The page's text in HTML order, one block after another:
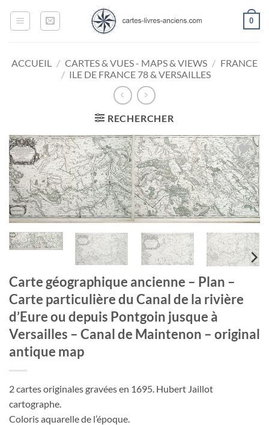
0
ACCUEIL / CARTES & VUES - MAPS & VIEWS / FRANCE
/ ILE DE FRANCE 78 & VERSAILLES
RECHERCHER
Ajouter
à la
wishlist
Carte géographique ancienne – Plan –
Carte particulière du Canal de la rivière
d’Eure ou depuis Pontgoin jusque à
Versailles – Canal de Maintenon – original
antique map
2 cartes originales gravées en 1695. Hubert Jaillot
cartographe.
Coloris aquarelle de l’époque.